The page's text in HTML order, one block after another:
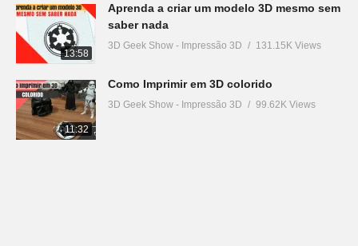
13:58
Aprenda a criar um modelo 3D mesmo sem
saber nada
3D Geek Show - Impressão 3D 131.15K Views
11:32
Como Imprimir em 3D colorido
3D Geek Show - Impressão 3D 99.62K Views